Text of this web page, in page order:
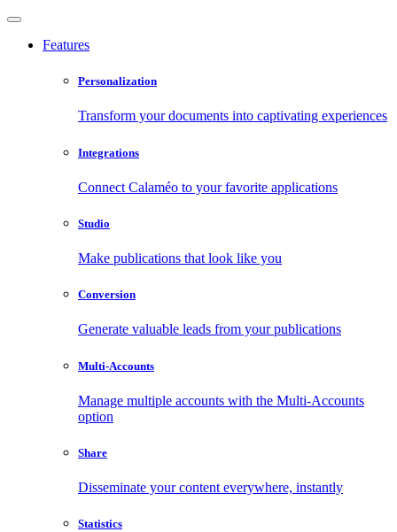
Features
Personalization
Transform your documents into captivating experiences
Integrations
Connect Calaméo to your favorite applications
Studio
Make publications that look like you
Conversion
Generate valuable leads from your publications
Multi-Accounts
Manage multiple accounts with the Multi-Accounts
option
Share
Disseminate your content everywhere, instantly
Statistics